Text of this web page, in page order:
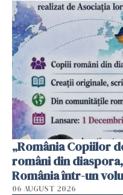
„România Copiilor
români din
România într-un
06 AUGUST 2026